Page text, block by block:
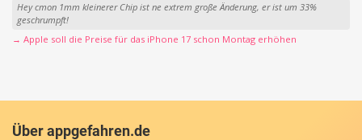
Hey cmon 1mm kleinerer Chip ist ne extrem große Änderung, er ist um 33%
geschrumpft!
→ Apple soll die Preise für das iPhone 17 schon Montag erhöhen
Über appgefahren.de